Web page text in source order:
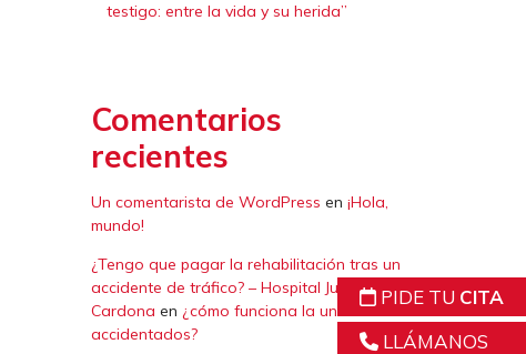
PIDE TU CITA
LLÁMANOS
testigo: entre la vida y su herida”
Comentarios
recientes
Un comentarista de WordPress en ¡Hola,
mundo!
¿Tengo que pagar la rehabilitación tras un
accidente de tráfico? – Hospital Juan
Cardona en ¿cómo funciona la unidad de
accidentados?